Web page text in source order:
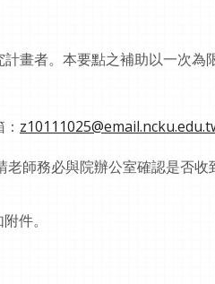
畫者。本要點之補助以一次為限
務必與院辦公室確認是否收
件。